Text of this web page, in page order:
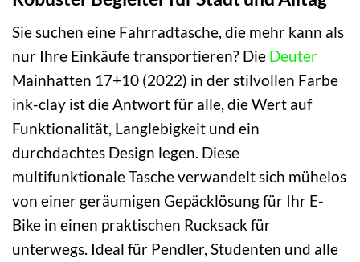
Sie suchen eine Fahrradtasche, die mehr kann als
nur Ihre Einkäufe transportieren? Die Deuter
Mainhatten 17+10 (2022) in der stilvollen Farbe
ink-clay ist die Antwort für alle, die Wert auf
Funktionalität, Langlebigkeit und ein
durchdachtes Design legen. Diese
multifunktionale Tasche verwandelt sich mühelos
von einer geräumigen Gepäcklösung für Ihr E-
Bike in einen praktischen Rucksack für
unterwegs. Ideal für Pendler, Studenten und alle